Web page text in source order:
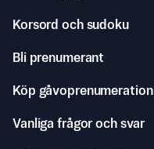
Korsord och sudoku
Bli prenumerant
Köp gåvoprenumeration
Vanliga frågor och svar